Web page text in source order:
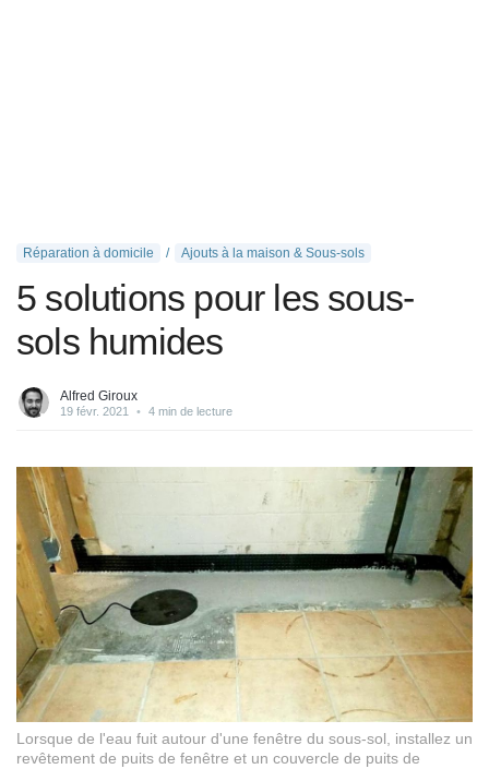
Réparation à domicile Ajouts à la maison & Sous-sols
5 solutions pour les sous-
sols humides
Alfred Giroux
19 févr. 2021 • 4 min de lecture
Lorsque de l'eau fuit autour d'une fenêtre du sous-sol, installez un
revêtement de puits de fenêtre et un couvercle de puits de